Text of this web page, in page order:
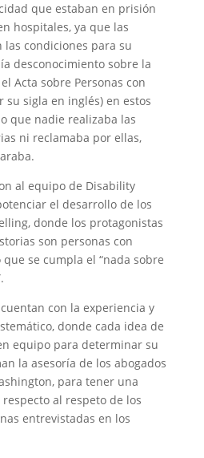
que estaban en prisión
hospitales, ya que las
las condiciones para su
desconocimiento sobre la
Acta sobre Personas con
su sigla en inglés) en estos
que nadie realizaba las
ni reclamaba por ellas,
al equipo de Disability
el desarrollo de los
donde los protagonistas
son personas con
se cumpla el “nada sobre
con la experiencia y
donde cada idea de
equipo para determinar su
la asesoría de los abogados
para tener una
al respeto de los
entrevistadas en los